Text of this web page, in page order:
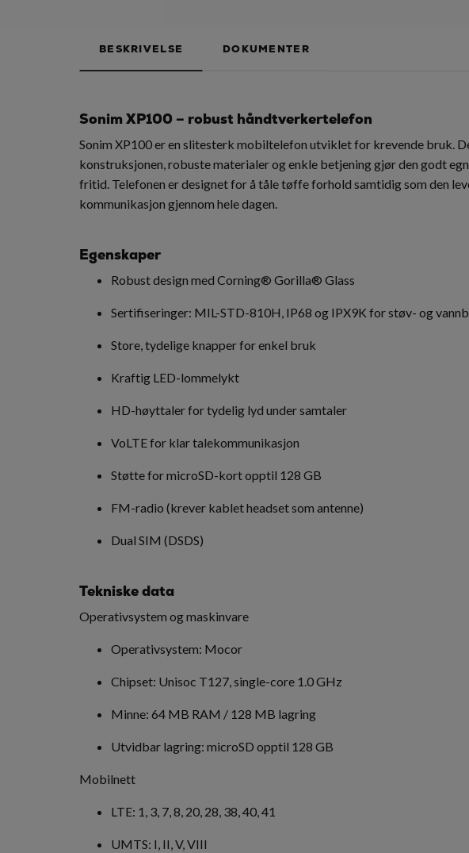
BESKRIVELSE DOKUMENTER
Sonim XP100 – robust håndtverkertelefon
Sonim XP100 er en slitesterk mobiltelefon utviklet for krevende bruk.
konstruksjonen, robuste materialer og enkle betjening gjør den godt
fritid. Telefonen er designet for å tåle tøffe forhold samtidig som den
kommunikasjon gjennom hele dagen.
Egenskaper
Robust design med Corning® Gorilla® Glass
Sertifiseringer: MIL-STD-810H, IP68 og IPX9K for støv- og
Store, tydelige knapper for enkel bruk
Kraftig LED-lommelykt
HD-høyttaler for tydelig lyd under samtaler
VoLTE for klar talekommunikasjon
Støtte for microSD-kort opptil 128 GB
FM-radio (krever kablet headset som antenne)
Dual SIM (DSDS)
Tekniske data
Operativsystem og maskinvare
Operativsystem: Mocor
Chipset: Unisoc T127, single-core 1.0 GHz
Minne: 64 MB RAM / 128 MB lagring
Utvidbar lagring: microSD opptil 128 GB
Mobilnett
LTE: 1, 3, 7, 8, 20, 28, 38, 40, 41
UMTS: I, II, V, VIII